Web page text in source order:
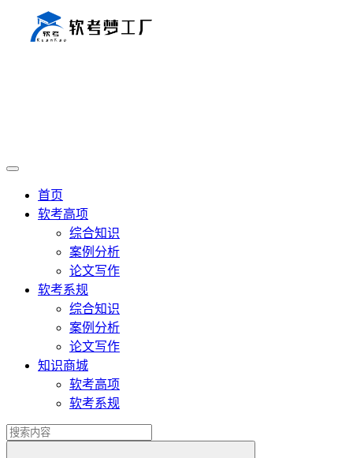
首页
软考高项
综合知识
案例分析
论文写作
软考系规
综合知识
案例分析
论文写作
知识商城
软考高项
软考系规